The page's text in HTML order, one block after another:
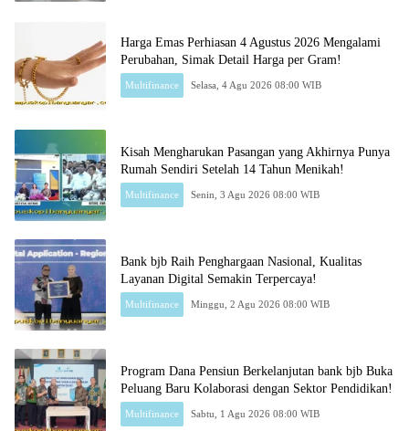
Harga Emas Perhiasan 4 Agustus 2026 Mengalami
Perubahan, Simak Detail Harga per Gram!
Multifinance Selasa, 4 Agu 2026 08:00 WIB
Kisah Mengharukan Pasangan yang Akhirnya Punya
Rumah Sendiri Setelah 14 Tahun Menikah!
Multifinance Senin, 3 Agu 2026 08:00 WIB
Bank bjb Raih Penghargaan Nasional, Kualitas
Layanan Digital Semakin Terpercaya!
Multifinance Minggu, 2 Agu 2026 08:00 WIB
Program Dana Pensiun Berkelanjutan bank bjb Buka
Peluang Baru Kolaborasi dengan Sektor Pendidikan!
Multifinance Sabtu, 1 Agu 2026 08:00 WIB